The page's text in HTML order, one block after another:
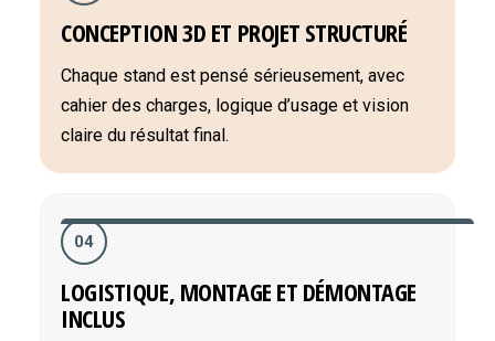
CONCEPTION 3D ET PROJET STRUCTURÉ
Chaque stand est pensé sérieusement, avec
cahier des charges, logique d’usage et vision
claire du résultat final.
04
LOGISTIQUE, MONTAGE ET DÉMONTAGE
INCLUS